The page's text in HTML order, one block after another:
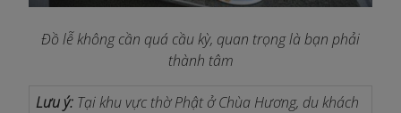
Đồ lễ không cần quá cầu kỳ, quan trọng là bạn phải
thành tâm
Lưu ý: Tại khu vực thờ Phật ở Chùa Hương, du khách